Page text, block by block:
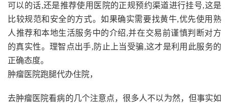
可以的话,还是推荐使用医院的正规预约渠道进行挂号,这是
比较规范和安全的方式。如果确实需要找黄牛,优先使用熟
人推荐和本地生活服务中的介绍,并在交易前谨慎判断对方
的真实性。理智点出手,防止上当受骗,这才是利用此服务的
正确态度。
肿瘤医院跑腿代办住院，
去肿瘤医院看病的几个注意点，很多人不以为然，但事实如